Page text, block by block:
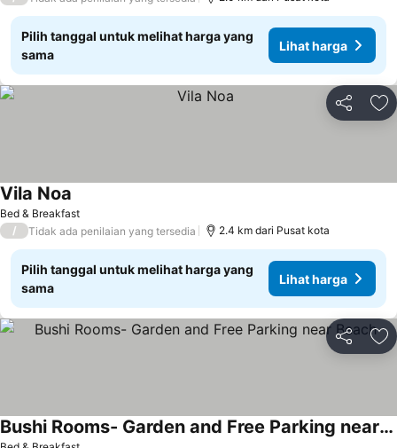
Pilih tanggal untuk melihat harga yang
sama
Lihat harga
Bagikan
Bed & Breakfast
Vila Noa
/ Tidak ada penilaian yang tersedia 2.4 km dari Pusat kota
Pilih tanggal untuk melihat harga yang
sama
Lihat harga
Bagikan
Bushi Rooms- Garden and Free Parking near Beach